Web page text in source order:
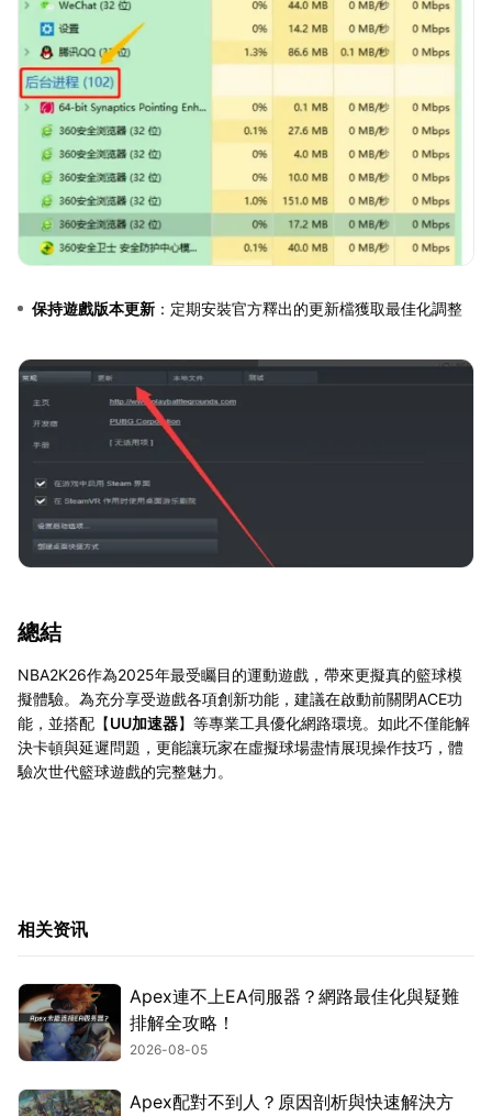
保持遊戲版本更新 ：定期安裝官方釋出的更新檔獲取最佳化調整
總結
NBA2K26作為2025年最受矚目的運動遊戲，帶來更擬真的籃球模
擬體驗。為充分享受遊戲各項創新功能，建議在啟動前關閉ACE功
能，並搭配【UU加速器】等專業工具優化網路環境。如此不僅能解
決卡頓與延遲問題，更能讓玩家在虛擬球場盡情展現操作技巧，體
驗次世代籃球遊戲的完整魅力。
相关资讯
Apex連不上EA伺服器？網路最佳化與疑難
排解全攻略！
2026-08-05
Apex配對不到人？原因剖析與快速解決方